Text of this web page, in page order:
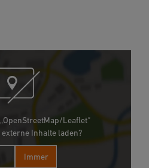
Leaflet“
Inhalte laden?
Immer